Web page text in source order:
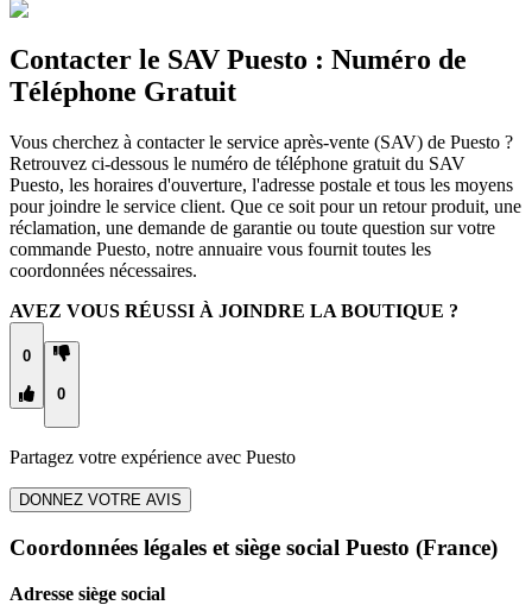
Contacter le SAV Puesto : Numéro de
Téléphone Gratuit
Vous cherchez à contacter le service après-vente (SAV) de Puesto ?
Retrouvez ci-dessous le numéro de téléphone gratuit du SAV
Puesto, les horaires d'ouverture, l'adresse postale et tous les moyens
pour joindre le service client. Que ce soit pour un retour produit, une
réclamation, une demande de garantie ou toute question sur votre
commande Puesto, notre annuaire vous fournit toutes les
coordonnées nécessaires.
AVEZ VOUS RÉUSSI À JOINDRE LA BOUTIQUE ?
0
0
Partagez votre expérience avec Puesto
DONNEZ VOTRE AVIS
Coordonnées légales et siège social Puesto (France)
Adresse siège social